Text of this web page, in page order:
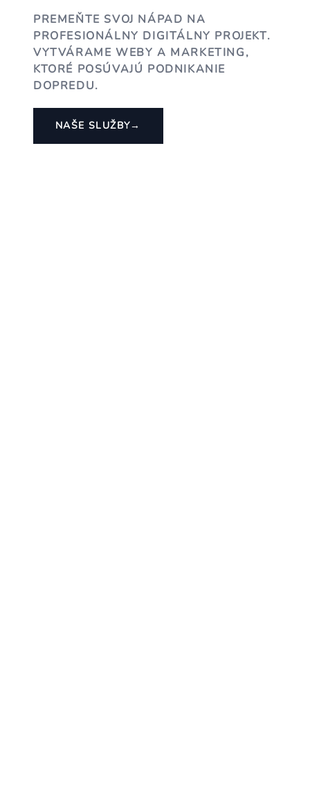
PREMEŇTE SVOJ NÁPAD NA
PROFESIONÁLNY DIGITÁLNY PROJEKT.
VYTVÁRAME WEBY A MARKETING,
KTORÉ POSÚVAJÚ PODNIKANIE
DOPREDU.
NAŠE SLUŽBY→